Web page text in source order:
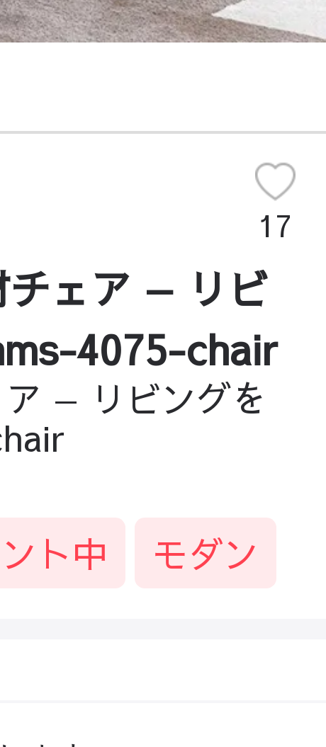
17
チェア — リビ
4075-chair
— リビングを
ト中 モダン